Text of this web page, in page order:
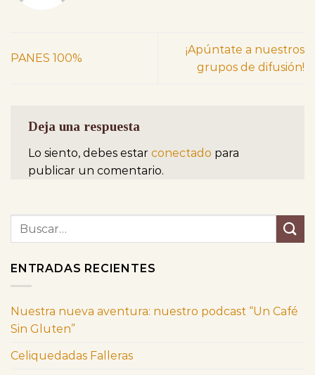
PANES 100%
¡Apúntate a nuestros
grupos de difusión!
Deja una respuesta
Lo siento, debes estar conectado para
publicar un comentario.
ENTRADAS RECIENTES
Nuestra nueva aventura: nuestro podcast “Un Café
Sin Gluten”
Celiquedadas Falleras